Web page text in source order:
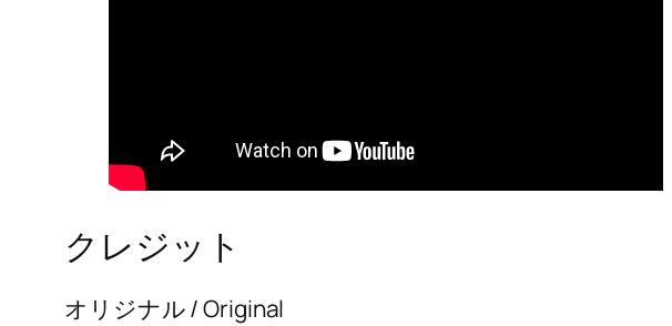
クレジット
オリジナル / Original